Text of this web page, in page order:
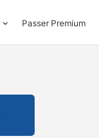
Passer Premium